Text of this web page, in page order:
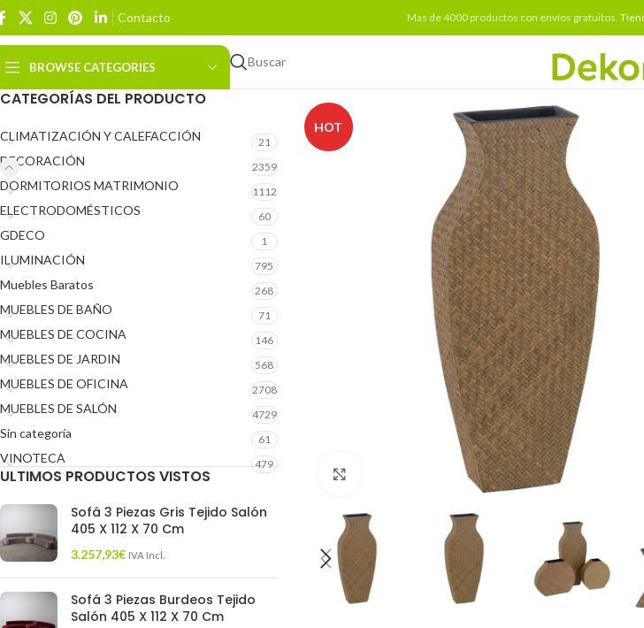
Contacto Mas de 4000 productos con envíos gratuitos.
BROWSE CATEGORIES Buscar
CATEGORÍAS DEL PRODUCTO
CLIMATIZACIÓN Y CALEFACCIÓN 21
DECORACIÓN 2359
DORMITORIOS MATRIMONIO 1112
ELECTRODOMÉSTICOS 60
GDECO 1
ILUMINACIÓN 795
Muebles Baratos 268
MUEBLES DE BAÑO 71
MUEBLES DE COCINA 146
MUEBLES DE JARDIN 568
MUEBLES DE OFICINA 2708
MUEBLES DE SALÓN 4729
Sin categoría 61
VINOTECA 479
ULTIMOS PRODUCTOS VISTOS
Sofá 3 Piezas Gris Tejido Salón
405 X 112 X 70 Cm
3.257,93€ IVA Incl.
Sofá 3 Piezas Burdeos Tejido
Salón 405 X 112 X 70 Cm
HOT